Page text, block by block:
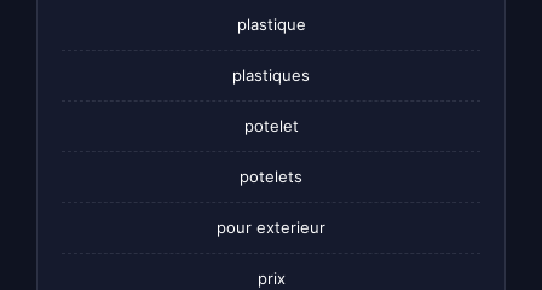
plastique
plastiques
potelet
potelets
pour exterieur
prix